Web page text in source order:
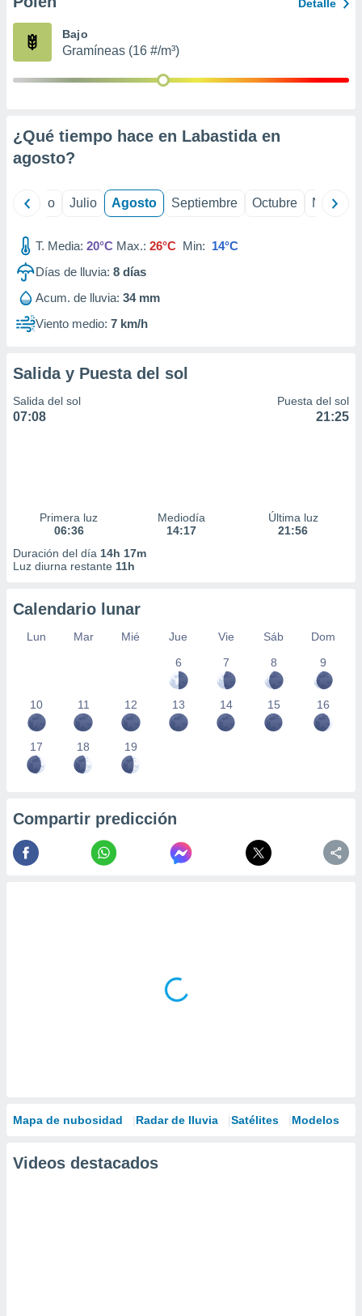
publicidad
1199
Detalle
Bajo
Gramíneas (16 #/m³)
¿Qué tiempo hace en Labastida en
agosto?
Junio Julio Agosto Septiembre Octubre
T. Media: 20°C Max.: 26°C Min: 14°C
Días de lluvia: 8 días
Acum. de lluvia: 34 mm
Viento medio: 7 km/h
Salida y Puesta del sol
Salida del sol
07:08
Puesta del sol
21:25
Primera luz
06:36
Mediodía
14:17
Última luz
21:56
Duración del día 14h 17m
Luz diurna restante 11h
Calendario lunar
Lun Mar Mié Jue Vie Sáb
Dom
6
7 8 9
10 11 12 13 14 15 16
17 18 19
Compartir predicción
Mapa de nubosidad Radar de lluvia Satélites Modelos
Videos destacados